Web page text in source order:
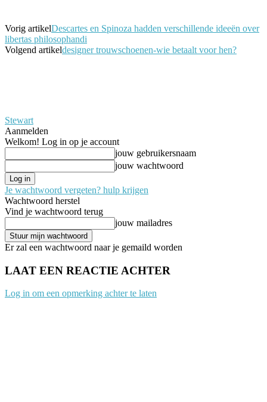
Vorig artikelDescartes en Spinoza hadden verschillende ideeën over
libertas philosophandi
Volgend artikeldesigner trouwschoenen-wie betaalt voor hen?
Stewart
Aanmelden
Welkom! Log in op je account
jouw gebruikersnaam
jouw wachtwoord
Je wachtwoord vergeten? hulp krijgen
Wachtwoord herstel
Vind je wachtwoord terug
jouw mailadres
Er zal een wachtwoord naar je gemaild worden
LAAT EEN REACTIE ACHTER
Log in om een opmerking achter te laten